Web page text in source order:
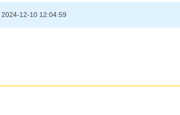
2024-12-10 12:04:59